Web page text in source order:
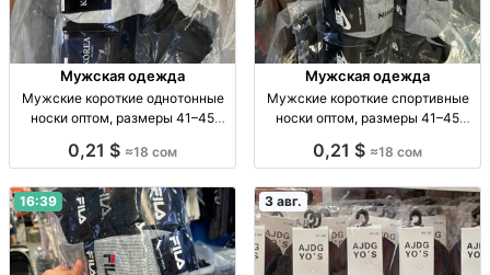
Мужская одежда
Мужские короткие однотонные
носки оптом, размеры 41–45
р 41–45, опт: 18 сом/пара, компл.
0,21 $ ≈18 сом
Мужская одежда
Мужские короткие спортивные
носки оптом, размеры 41–45
уп. 10 шт. — 180 сом
0,21 $ ≈18 сом
16:39 3 авг.